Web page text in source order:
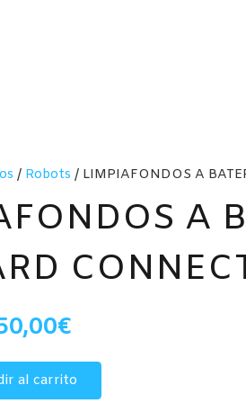
/ Robots / LIMPIAFONDOS A
A
€
actual
es:
al carrito